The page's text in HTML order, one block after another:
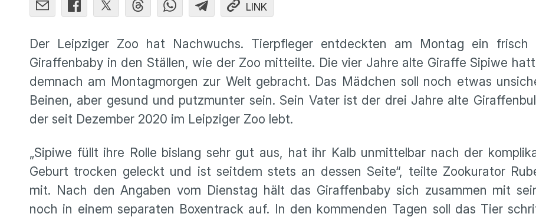
LINK
Der Leipziger Zoo hat Nachwuchs. Tierpfleger entdeckten am Montag ein frisch
Giraffenbaby in den Ställen, wie der Zoo mitteilte. Die vier Jahre alte Giraffe Sipiwe
demnach am Montagmorgen zur Welt gebracht. Das Mädchen soll noch etwas
Beinen, aber gesund und putzmunter sein. Sein Vater ist der drei Jahre alte
der seit Dezember 2020 im Leipziger Zoo lebt.
„Sipiwe füllt ihre Rolle bislang sehr gut aus, hat ihr Kalb unmittelbar nach der
Geburt trocken geleckt und ist seitdem stets an dessen Seite“, teilte Zookurator
mit. Nach den Angaben vom Dienstag hält das Giraffenbaby sich zusammen mit
noch in einem separaten Boxentrack auf. In den kommenden Tagen soll das Tier